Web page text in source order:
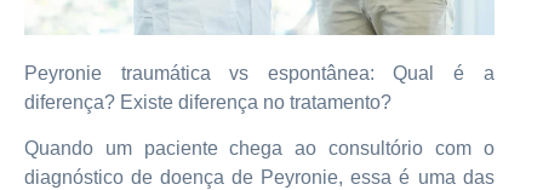
Peyronie traumática vs espontânea: Qual é a
diferença? Existe diferença no tratamento?
Quando um paciente chega ao consultório com o
diagnóstico de doença de Peyronie, essa é uma das